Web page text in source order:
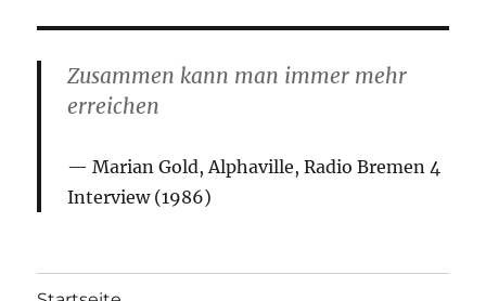
Zusammen kann man immer mehr
erreichen
Marian Gold, Alphaville, Radio Bremen 4
Interview (1986)